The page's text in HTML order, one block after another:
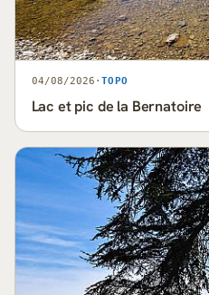
04/08/2026 · TOPO
Lac et pic de la Bernatoire